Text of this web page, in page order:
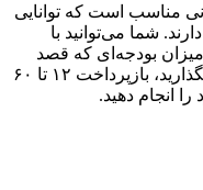
ماهه برای کسانی مناسب است که توانایی
شما می‌توانید با
میزان بودجه‌ای که قصد
دارید هر ماه برای پرداخت اقساط کنار بگذارید، بازپرداخت ۱۲ تا ۶۰
انجام دهید.